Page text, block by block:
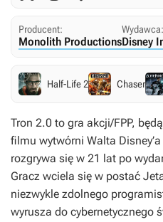
Producent:
Monolith Productions
Wydawca:
Disney
Half-Life 2 Chaser
Tron 2.0 to gra akcji/FPP,
filmu wytwórni Walta
rozgrywa się w 21 lat po
Gracz wciela się w postać
niezwykle zdolnego
wyrusza do cybernetycznego